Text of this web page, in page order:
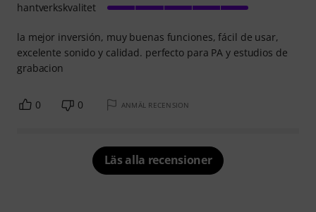
la mejor inversión, muy buenas funciones, fácil de usar,
excelente sonido y calidad. perfecto para PA y estudios de
grabacion
hantverkskvalitet
0 0 ANMÄL RECENSION
Läs alla recensioner